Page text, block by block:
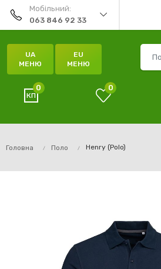
Мобільний:
063 846 92 33
UA
МЕНЮ
EU
МЕНЮ
0 0
Головна Поло Henry (Polo)